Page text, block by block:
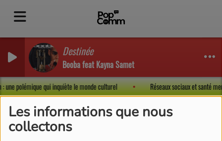
Les informations que nous
collectons
Destinée
Booba feat Kayna Samet
: une polémique qui inquiète le monde culturel Réseaux sociaux et santé